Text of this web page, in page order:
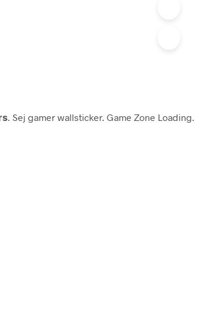
. Sej gamer wallsticker. Game Zone Loading.